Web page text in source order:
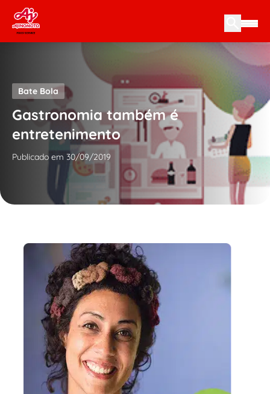
Skip to content
Bate Bola
Gastronomia também é
entretenimento
Publicado em 30/09/2019